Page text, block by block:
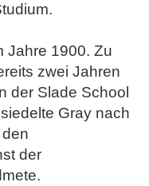
Jahre 1900. Zu
zwei Jahren
der Slade School
Gray nach
der